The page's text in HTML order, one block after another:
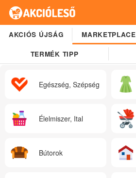
AKCIÓS ÚJSÁG MARKETPLACE
TERMÉK TIPP
Egészség, Szépség
Élelmiszer, Ital
Bútorok